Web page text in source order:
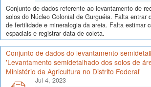
Conjunto de dados referente ao levantamento de
solos do Núcleo Colonial de Gurguéia. Falta entrar
de fertilidade e mineralogia da areia. Falta estimar
espaciais e registrar data de coleta.
Conjunto de dados do levantamento
'Levantamento semidetalhado dos solos de
Ministério da Agricultura no Distrito Federal'
Jul 4, 2023